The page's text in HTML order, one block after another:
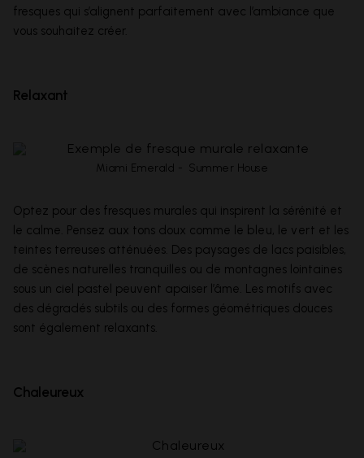
fresques qui s’alignent parfaitement avec l’ambiance que
vous souhaitez créer.
Relaxant
Miami Emerald - Summer House
Optez pour des fresques murales qui inspirent la sérénité et
le calme. Pensez aux tons doux comme le bleu, le vert et les
teintes terreuses atténuées. Des paysages de lacs paisibles,
de scènes naturelles tranquilles ou de montagnes lointaines
sous un ciel pastel peuvent apaiser l’âme. Les motifs avec
des dégradés subtils ou des formes géométriques douces
sont également relaxants.
Chaleureux